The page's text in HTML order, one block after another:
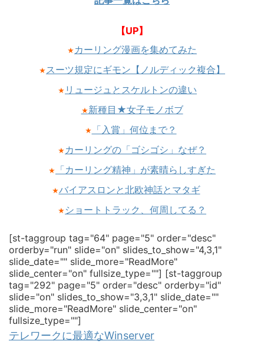
【UP】
★ カーリング漫画を集めてみた
★ スーツ規定にギモン【ノルディック複合】
★ リュージュとスケルトンの違い
★新種目★女子モノボブ
★ 「入賞」何位まで？
★ カーリングの「ゴシゴシ」なぜ？
★ 「カーリング精神」が素晴らしすぎた
★バイアスロンと北欧神話とマタギ
★ ショートトラック、何周してる？
[st-taggroup tag="64" page="5" order="desc"
orderby="run" slide="on" slides_to_show="4,3,1"
slide_date="" slide_more="ReadMore"
slide_center="on" fullsize_type=""] [st-taggroup
tag="292" page="5" order="desc" orderby="id"
slide="on" slides_to_show="3,3,1" slide_date=""
slide_more="ReadMore" slide_center="on"
fullsize_type=""]
テレワークに最適なWinserver